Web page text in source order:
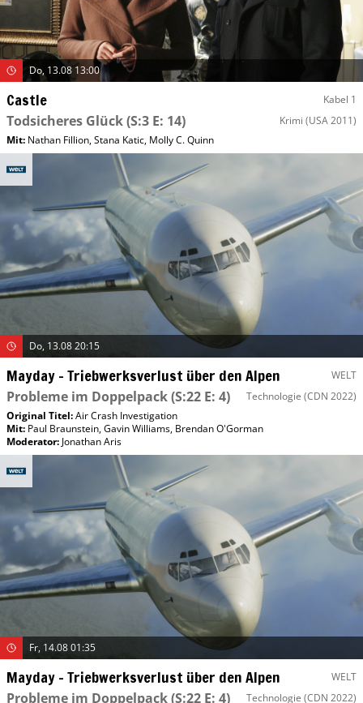
Do, 13.08 13:00
Castle Kabel 1
Todsicheres Glück(S:3 E: 14) Krimi (USA 2011)
Mit: Nathan Fillion,Stana Katic, Molly C. Quinn
Do, 13.08 20:15
Mayday – Triebwerksverlust über den Alpen WELT
Probleme im Doppelpack(S:22 E: 4) Technologie (CDN 2022)
Original Titel:Air Crash Investigation
Mit: Paul Braunstein,Gavin Williams, Brendan O'Gorman
Moderator: Jonathan Aris
Fr, 14.08 01:35
Mayday – Triebwerksverlust über den Alpen WELT
Probleme im Doppelpack(S:22 E: 4) Technologie (CDN 2022)